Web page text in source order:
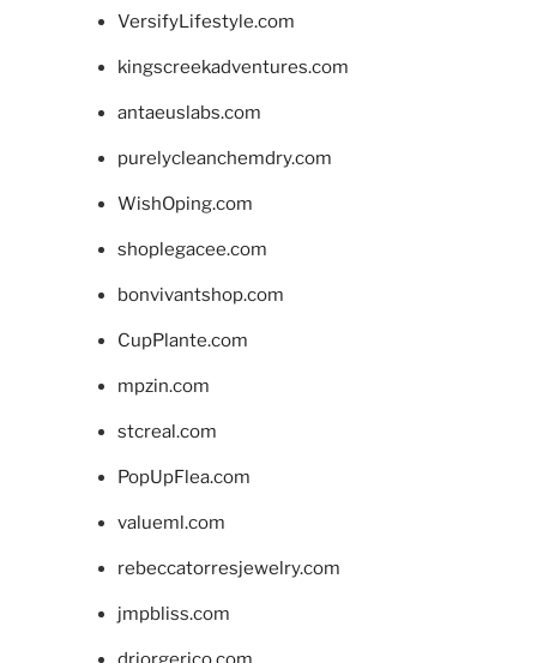
VersifyLifestyle.com
kingscreekadventures.com
antaeuslabs.com
purelycleanchemdry.com
WishOping.com
shoplegacee.com
bonvivantshop.com
CupPlante.com
mpzin.com
stcreal.com
PopUpFlea.com
valueml.com
rebeccatorresjewelry.com
jmpbliss.com